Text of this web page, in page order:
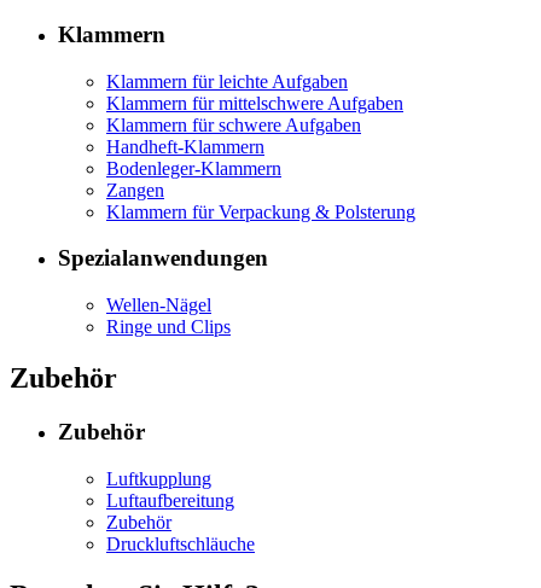
Klammern
Klammern für leichte Aufgaben
Klammern für mittelschwere Aufgaben
Klammern für schwere Aufgaben
Handheft-Klammern
Bodenleger-Klammern
Zangen
Klammern für Verpackung & Polsterung
Spezialanwendungen
Wellen-Nägel
Ringe und Clips
Zubehör
Zubehör
Luftkupplung
Luftaufbereitung
Zubehör
Druckluftschläuche